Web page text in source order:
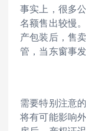
事实上，很多
名额售出较慢
产包装后，售
管，当东窗事
需要特别注意
将有可能影响